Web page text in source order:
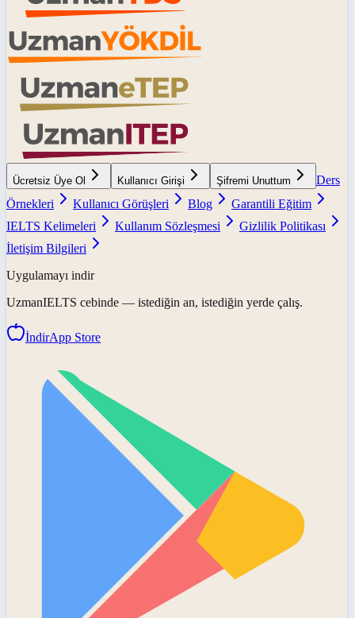
Ücretsiz Üye Ol Kullanıcı Girişi Şifremi Unuttum
Ders
Örnekleri
Kullanıcı Görüşleri Blog
Garantili Eğitim
IELTS Kelimeleri
Kullanım Sözleşmesi
Gizlilik Politikası
İletişim Bilgileri
Uygulamayı indir
UzmanIELTS cebinde — istediğin an, istediğin yerde çalış.
İndirApp Store